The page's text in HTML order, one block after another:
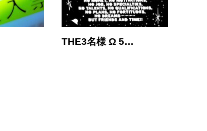
THE3名様 Ω 5…